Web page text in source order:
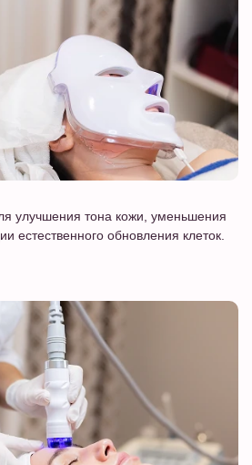
улучшения тона кожи, уменьшения
естественного обновления клеток.